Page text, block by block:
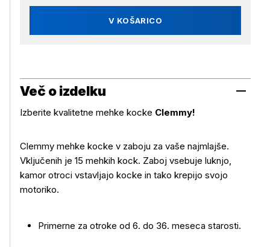
V KOŠARICO
Več o izdelku
Več o izdelku
Izberite kvalitetne mehke kocke Clemmy!
Clemmy mehke kocke v zaboju za vaše najmlajše.
Vključenih je 15 mehkih kock. Zaboj vsebuje luknjo,
kamor otroci vstavljajo kocke in tako krepijo svojo
motoriko.
Primerne za otroke od 6. do 36. meseca starosti.